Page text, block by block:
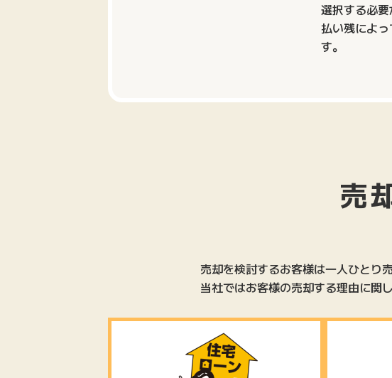
選択する必
払い残によ
す。
売
売却を検討するお客様は一人ひとり
当社ではお客様の売却する理由に関